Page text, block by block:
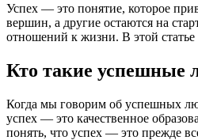
Успех — это понятие, которое
вершин, а другие остаются на
отношений к жизни. В этой
Кто такие успешные
Когда мы говорим об успешных
успех — это качественное
понять, что успех — это прежде